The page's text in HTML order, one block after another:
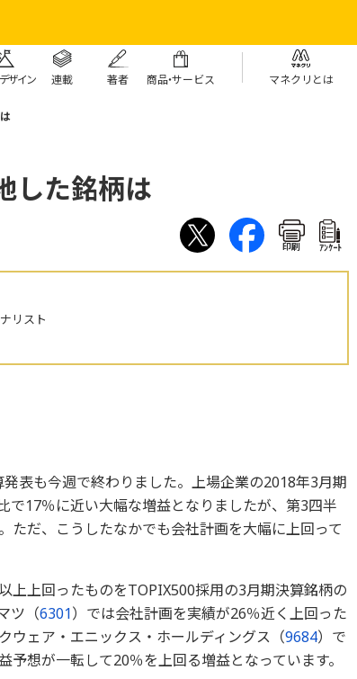
ザイン 連載 著者 商品・サービス マネクリとは
した銘柄は
印刷 ｱﾝｹｰﾄ
リスト
表も今週で終わりました。上場企業の2018年3月期
17％に近い大幅な増益となりましたが、第3四半
ただ、こうしたなかでも会社計画を大幅に上回って
上上回ったものをTOPIX500採用の3月期決算銘柄の
ツ（6301）では会社計画を実績が26％近く上回った
ウェア・エニックス・ホールディングス（9684）で
想が一転して20％を上回る増益となっています。